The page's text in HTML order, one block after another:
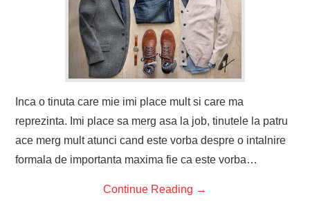
Inca o tinuta care mie imi place mult si care ma
reprezinta. Imi place sa merg asa la job, tinutele la patru
ace merg mult atunci cand este vorba despre o intalnire
formala de importanta maxima fie ca este vorba…
Continue Reading →